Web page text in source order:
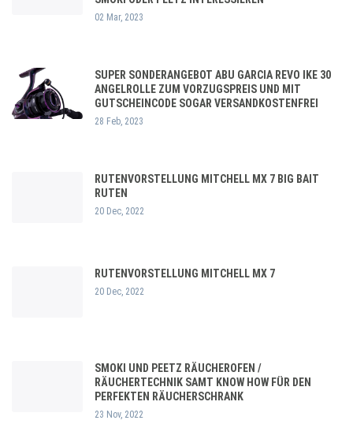
02 Mar, 2023
SUPER SONDERANGEBOT ABU GARCIA REVO IKE 30
ANGELROLLE ZUM VORZUGSPREIS UND MIT
GUTSCHEINCODE SOGAR VERSANDKOSTENFREI
28 Feb, 2023
RUTENVORSTELLUNG MITCHELL MX 7 BIG BAIT
RUTEN
20 Dec, 2022
RUTENVORSTELLUNG MITCHELL MX 7
20 Dec, 2022
SMOKI UND PEETZ RÄUCHEROFEN /
RÄUCHERTECHNIK SAMT KNOW HOW FÜR DEN
PERFEKTEN RÄUCHERSCHRANK
23 Nov, 2022